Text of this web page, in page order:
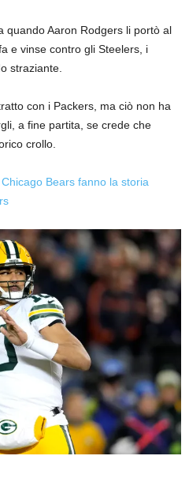
quando Aaron Rodgers li portò al
e vinse contro gli Steelers, i
straziante.
con i Packers, ma ciò non ha
a fine partita, se crede che
crollo.
Bears fanno la storia